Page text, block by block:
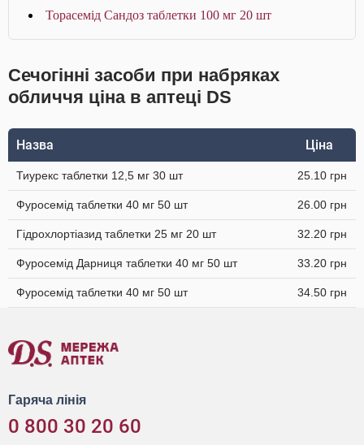
Торасемід Сандоз таблетки 100 мг 20 шт
Сечогінні засоби при набряках
обличчя ціна в аптеці DS
Назва Ціна
Тиурекс таблетки 12,5 мг 30 шт 25.10 грн
Фуросемід таблетки 40 мг 50 шт 26.00 грн
Гідрохлортіазид таблетки 25 мг 20 шт 32.20 грн
Фуросемід Дарниця таблетки 40 мг 50 шт 33.20 грн
Фуросемід таблетки 40 мг 50 шт 34.50 грн
Гаряча лінія
0 800 30 20 60